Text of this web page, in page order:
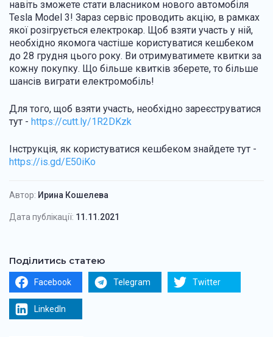
навіть зможете стати власником нового автомобіля
Tesla Model 3! Зараз сервіс проводить акцію, в рамках
якої розігрується електрокар. Щоб взяти участь у ній,
необхідно якомога частіше користуватися кешбеком
до 28 грудня цього року. Ви отримуватимете квитки за
кожну покупку. Що більше квитків зберете, то більше
шансів виграти електромобіль!
Для того, щоб взяти участь, необхідно зареєструватися
тут - https://cutt.ly/1R2DKzk
Інструкція, як користуватися кешбеком знайдете тут -
https://is.gd/E50iKo
Автор: Ирина Кошелева
Дата публікації: 11.11.2021
Поділитись статею
Facebook Telegram Twitter
LinkedIn